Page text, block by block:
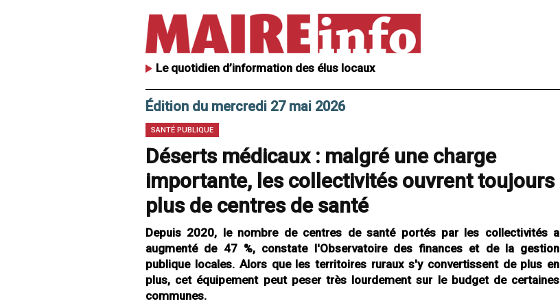
Le quotidien d’information des élus locaux
Édition du mercredi 27 mai 2026
SANTÉ PUBLIQUE
Déserts médicaux : malgré une charge
importante, les collectivités ouvrent toujours
plus de centres de santé
Depuis 2020, le nombre de centres de santé portés par les collectivités a
augmenté de 47 %, constate l'Observatoire des finances et de la gestion
publique locales. Alors que les territoires ruraux s'y convertissent de plus en
plus, cet équipement peut peser très lourdement sur le budget de certaines
communes.